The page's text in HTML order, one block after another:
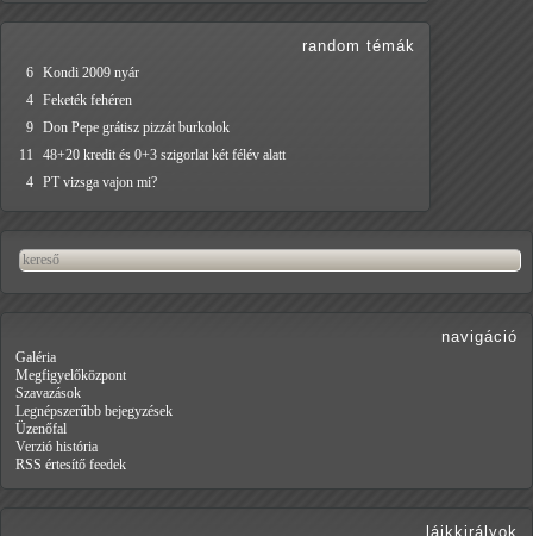
random témák
6 Kondi 2009 nyár
4 Feketék fehéren
9 Don Pepe grátisz pizzát burkolok
11
48+20 kredit és 0+3 szigorlat két félév alatt
4 PT vizsga vajon mi?
navigáció
Galéria
Megfigyelőközpont
Szavazások
Legnépszerűbb bejegyzések
Üzenőfal
Verzió história
RSS értesítő feedek
lájkkirályok